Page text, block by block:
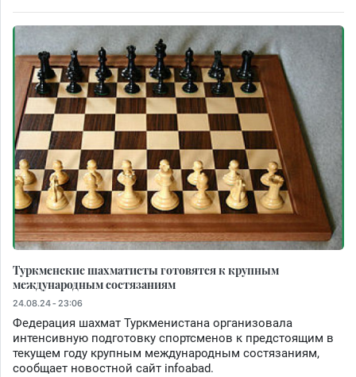
Туркменские шахматисты готовятся к крупным
международным состязаниям
24.08.24 - 23:06
Федерация шахмат Туркменистана организовала
интенсивную подготовку спортсменов к предстоящим в
текущем году крупным международным состязаниям,
сообщает новостной сайт infoabad.